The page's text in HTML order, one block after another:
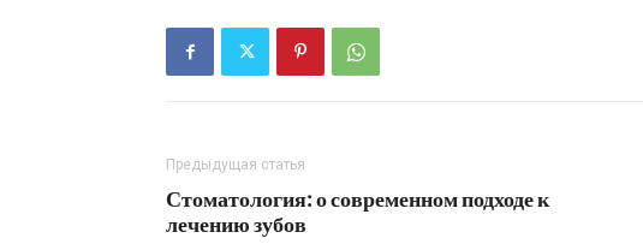
Предыдущая статья
Стоматология: о современном подходе к
лечению зубов